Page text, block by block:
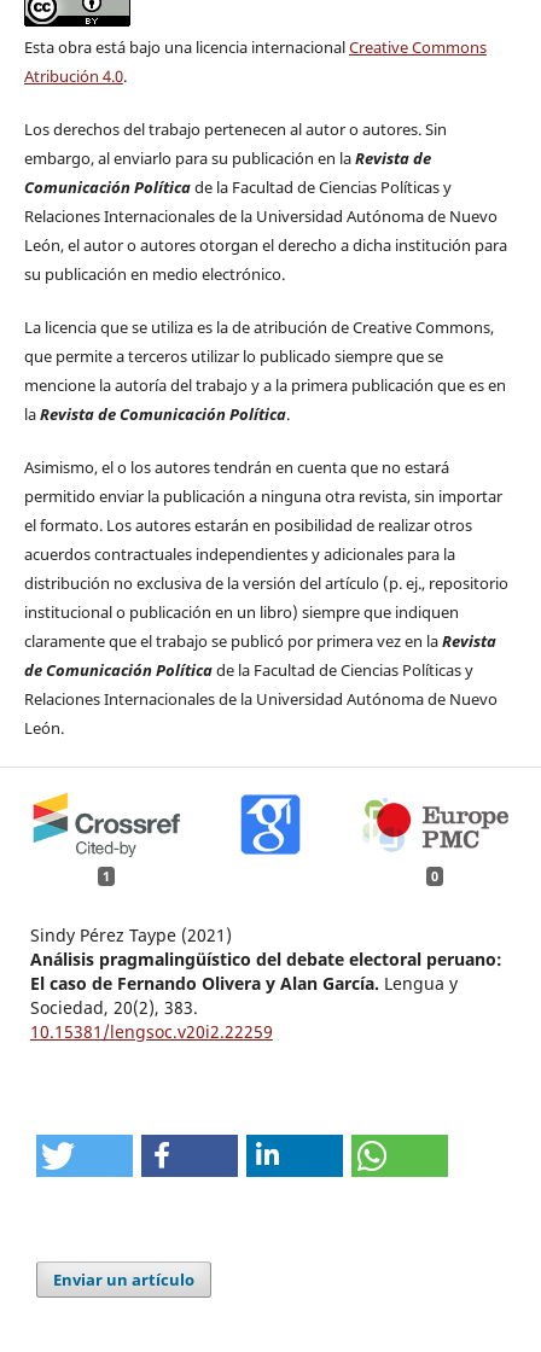
Esta obra está bajo una licencia internacionalCreative Commons
Atribución 4.0.
Los derechos del trabajo pertenecen al autor o autores. Sin
embargo, al enviarlo para su publicación en laRevista de
Comunicación Políticade la Facultad de Ciencias Políticas y
Relaciones Internacionales de la Universidad Autónoma de Nuevo
León, el autor o autores otorgan el derecho a dicha institución para
su publicación en medio electrónico.
La licencia que se utiliza es la de atribución de Creative Commons,
que permite a terceros utilizar lo publicado siempre que se
mencione la autoría del trabajo y a la primera publicación que es en
laRevista de Comunicación Política.
Asimismo, el o los autores tendrán en cuenta que no estará
permitido enviar la publicación a ninguna otra revista, sin importar
el formato. Los autores estarán en posibilidad de realizar otros
acuerdos contractuales independientes y adicionales para la
distribución no exclusiva de la versión del artículo (p. ej., repositorio
institucional o publicación en un libro) siempre que indiquen
claramente que el trabajo se publicó por primera vez en laRevista
de Comunicación Políticade la Facultad de Ciencias Políticas y
Relaciones Internacionales de la Universidad Autónoma de Nuevo
León.
1 0
Sindy Pérez Taype (2021)
Análisis pragmalingüístico del debate electoral peruano:
El caso de Fernando Olivera y Alan García. Lengua y
Sociedad, 20(2), 383.
10.15381/lengsoc.v20i2.22259
Enviar un artículo